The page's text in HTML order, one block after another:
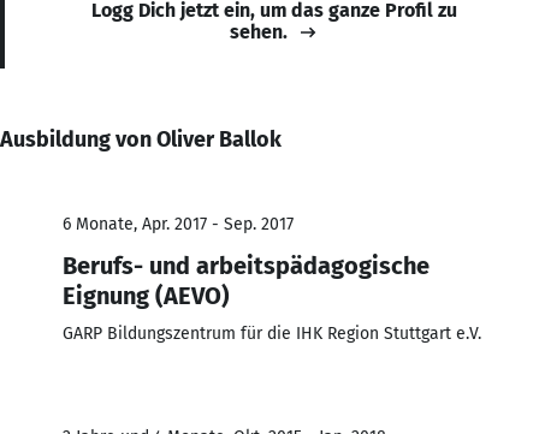
Logg Dich jetzt ein, um das ganze Profil zu
sehen.
Ausbildung von Oliver Ballok
6 Monate, Apr. 2017 - Sep. 2017
Berufs- und arbeitspädagogische
Eignung (AEVO)
GARP Bildungszentrum für die IHK Region Stuttgart e.V.